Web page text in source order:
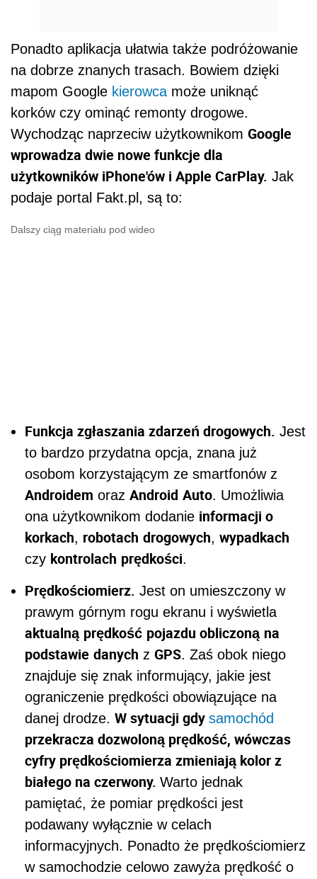
Ponadto aplikacja ułatwia także podróżowanie
na dobrze znanych trasach. Bowiem dzięki
mapom Google kierowca może uniknąć
korków czy ominąć remonty drogowe.
Wychodząc naprzeciw użytkownikom Google
wprowadza dwie nowe funkcje dla
użytkowników iPhone'ów i Apple CarPlay. Jak
podaje portal Fakt.pl, są to:
Dalszy ciąg materiału pod wideo
Funkcja zgłaszania zdarzeń drogowych. Jest
to bardzo przydatna opcja, znana już
osobom korzystającym ze smartfonów z
Androidem oraz Android Auto. Umożliwia
ona użytkownikom dodanie informacji o
korkach, robotach drogowych, wypadkach
czy kontrolach prędkości.
Prędkościomierz. Jest on umieszczony w
prawym górnym rogu ekranu i wyświetla
aktualną prędkość pojazdu obliczoną na
podstawie danych z GPS. Zaś obok niego
znajduje się znak informujący, jakie jest
ograniczenie prędkości obowiązujące na
danej drodze. W sytuacji gdy samochód
przekracza dozwoloną prędkość, wówczas
cyfry prędkościomierza zmieniają kolor z
białego na czerwony. Warto jednak
pamiętać, że pomiar prędkości jest
podawany wyłącznie w celach
informacyjnych. Ponadto że prędkościomierz
w samochodzie celowo zawyża prędkość o